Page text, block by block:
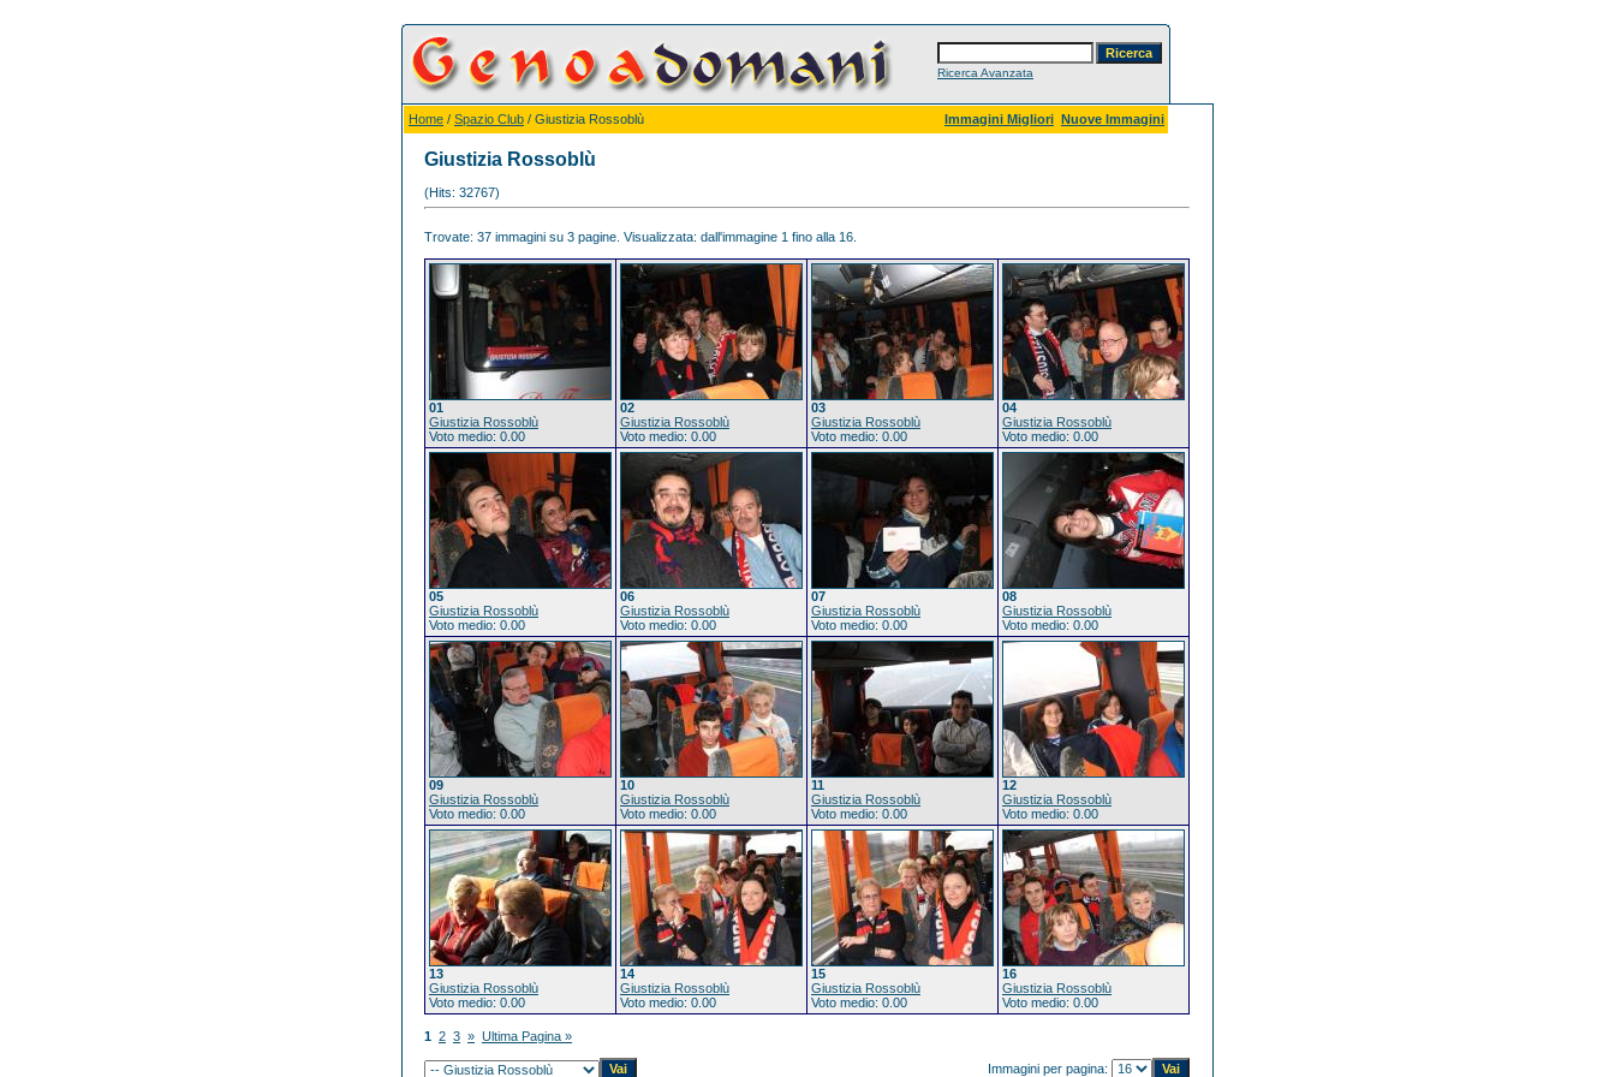
Ricerca Avanzata
Home / Spazio Club / Giustizia Rossoblù Immagini Migliori Nuove Immagini
Giustizia Rossoblù
(Hits: 32767)
Trovate: 37 immagini su 3 pagine. Visualizzata: dall'immagine 1 fino alla 16.
01
Giustizia Rossoblù
Voto medio: 0.00
02
Giustizia Rossoblù
Voto medio: 0.00
03
Giustizia Rossoblù
Voto medio: 0.00
04
Giustizia Rossoblù
Voto medio: 0.00
05
Giustizia Rossoblù
Voto medio: 0.00
06
Giustizia Rossoblù
Voto medio: 0.00
07
Giustizia Rossoblù
Voto medio: 0.00
08
Giustizia Rossoblù
Voto medio: 0.00
09
Giustizia Rossoblù
Voto medio: 0.00
10
Giustizia Rossoblù
Voto medio: 0.00
11
Giustizia Rossoblù
Voto medio: 0.00
12
Giustizia Rossoblù
Voto medio: 0.00
13
Giustizia Rossoblù
Voto medio: 0.00
14
Giustizia Rossoblù
Voto medio: 0.00
15
Giustizia Rossoblù
Voto medio: 0.00
16
Giustizia Rossoblù
Voto medio: 0.00
1 2 3 » Ultima Pagina »
Immagini per pagina: